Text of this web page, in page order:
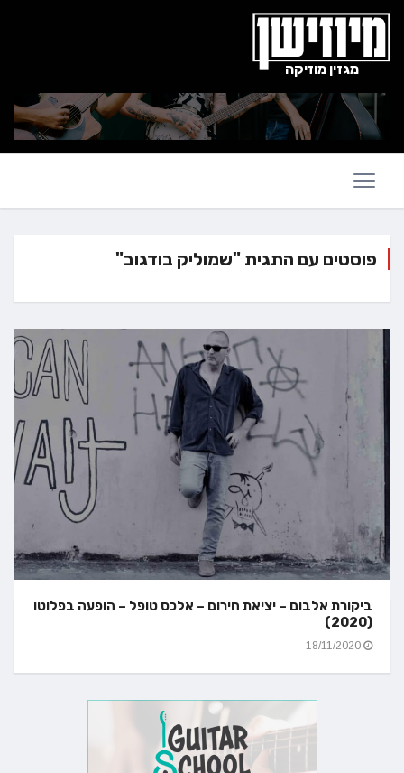
מגזין מוזיקה
פוסטים עם התגית "שמוליק בודגוב"
ביקורת אלבום – יציאת חירום – אלכס טופל – הופעה בפלוטו
(2020)